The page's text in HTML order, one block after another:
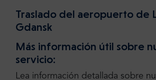
Traslado del aeropuerto de
Gdansk
Más información útil sobre
servicio:
Lea información detallada sobre